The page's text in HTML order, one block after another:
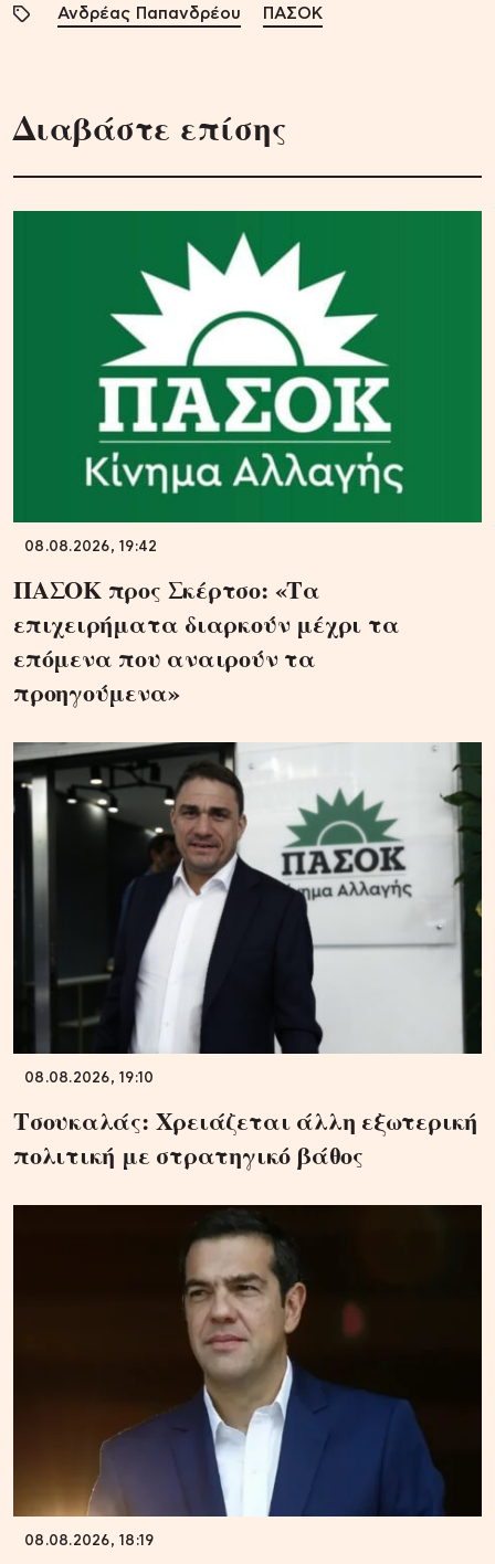
Ανδρέας Παπανδρέου ΠΑΣΟΚ
Διαβάστε επίσης
08.08.2026, 19:42
ΠΑΣΟΚ προς Σκέρτσο: «Τα
επιχειρήματα διαρκούν μέχρι τα
επόμενα που αναιρούν τα
προηγούμενα»
08.08.2026, 19:10
Τσουκαλάς: Xρειάζεται άλλη εξωτερική
πολιτική με στρατηγικό βάθος
08.08.2026, 18:19